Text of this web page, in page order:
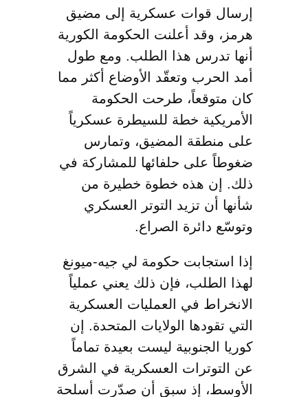
إرسال قوات عسكرية إلى مضيق
هرمز، وقد أعلنت الحكومة الكورية
أنها تدرس هذا الطلب. ومع طول
أمد الحرب وتعقّد الأوضاع أكثر مما
كان متوقعاً، طرحت الحكومة
الأمريكية خطة للسيطرة عسكرياً
على منطقة المضيق، وتمارس
ضغوطاً على حلفائها للمشاركة في
ذلك. إن هذه خطوة خطيرة من
شأنها أن تزيد التوتر العسكري
وتوسّع دائرة الصراع.
إذا استجابت حكومة لي جيه-ميونغ
لهذا الطلب، فإن ذلك يعني عملياً
الانخراط في العمليات العسكرية
التي تقودها الولايات المتحدة. إن
كوريا الجنوبية ليست بعيدة تماماً
عن التوترات العسكرية في الشرق
الأوسط، إذ سبق أن صدّرت أسلحة